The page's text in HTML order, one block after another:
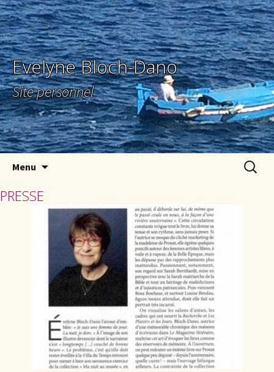
Evelyne Bloch-Dano
Site personnel
Menu
PRESSE